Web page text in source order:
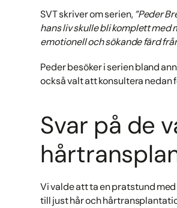
SVT skriver om serien,”Peder
hans liv skulle bli komplett med
emotionell och sökande färd
Peder besöker i serien bland
också valt att konsultera nedan
Svar på de
Vi valde att ta en pratstund med
till just hår och